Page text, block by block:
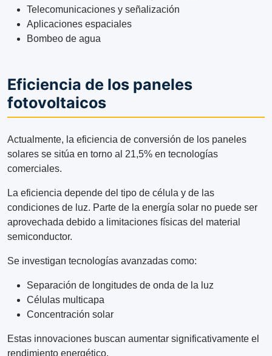
Telecomunicaciones y señalización
Aplicaciones espaciales
Bombeo de agua
Eficiencia de los paneles
fotovoltaicos
Actualmente, la eficiencia de conversión de los paneles
solares se sitúa en torno al 21,5% en tecnologías
comerciales.
La eficiencia depende del tipo de célula y de las
condiciones de luz. Parte de la energía solar no puede ser
aprovechada debido a limitaciones físicas del material
semiconductor.
Se investigan tecnologías avanzadas como:
Separación de longitudes de onda de la luz
Células multicapa
Concentración solar
Estas innovaciones buscan aumentar significativamente el
rendimiento energético.